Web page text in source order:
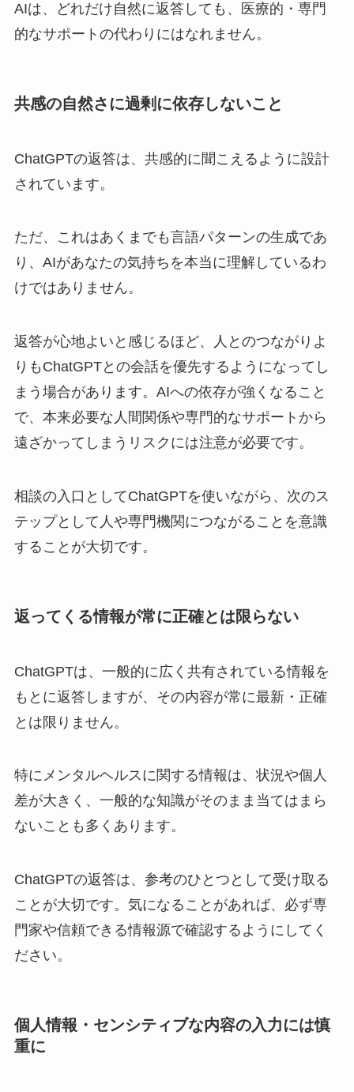
AIは、どれだけ自然に返答しても、医療的・専門
的なサポートの代わりにはなれません。
共感の自然さに過剰に依存しないこと
ChatGPTの返答は、共感的に聞こえるように設計
されています。
ただ、これはあくまでも言語パターンの生成であ
り、AIがあなたの気持ちを本当に理解しているわ
けではありません。
返答が心地よいと感じるほど、人とのつながりよ
りもChatGPTとの会話を優先するようになってし
まう場合があります。AIへの依存が強くなること
で、本来必要な人間関係や専門的なサポートから
遠ざかってしまうリスクには注意が必要です。
相談の入口としてChatGPTを使いながら、次のス
テップとして人や専門機関につながることを意識
することが大切です。
返ってくる情報が常に正確とは限らない
ChatGPTは、一般的に広く共有されている情報を
もとに返答しますが、その内容が常に最新・正確
とは限りません。
特にメンタルヘルスに関する情報は、状況や個人
差が大きく、一般的な知識がそのまま当てはまら
ないことも多くあります。
ChatGPTの返答は、参考のひとつとして受け取る
ことが大切です。気になることがあれば、必ず専
門家や信頼できる情報源で確認するようにしてく
ださい。
個人情報・センシティブな内容の入力には慎
重に